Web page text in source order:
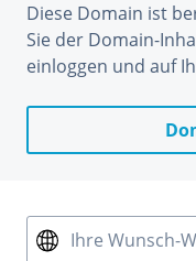
Diese Domain ist
Sie der Domain-
einloggen und auf
Ihre Wunsch-